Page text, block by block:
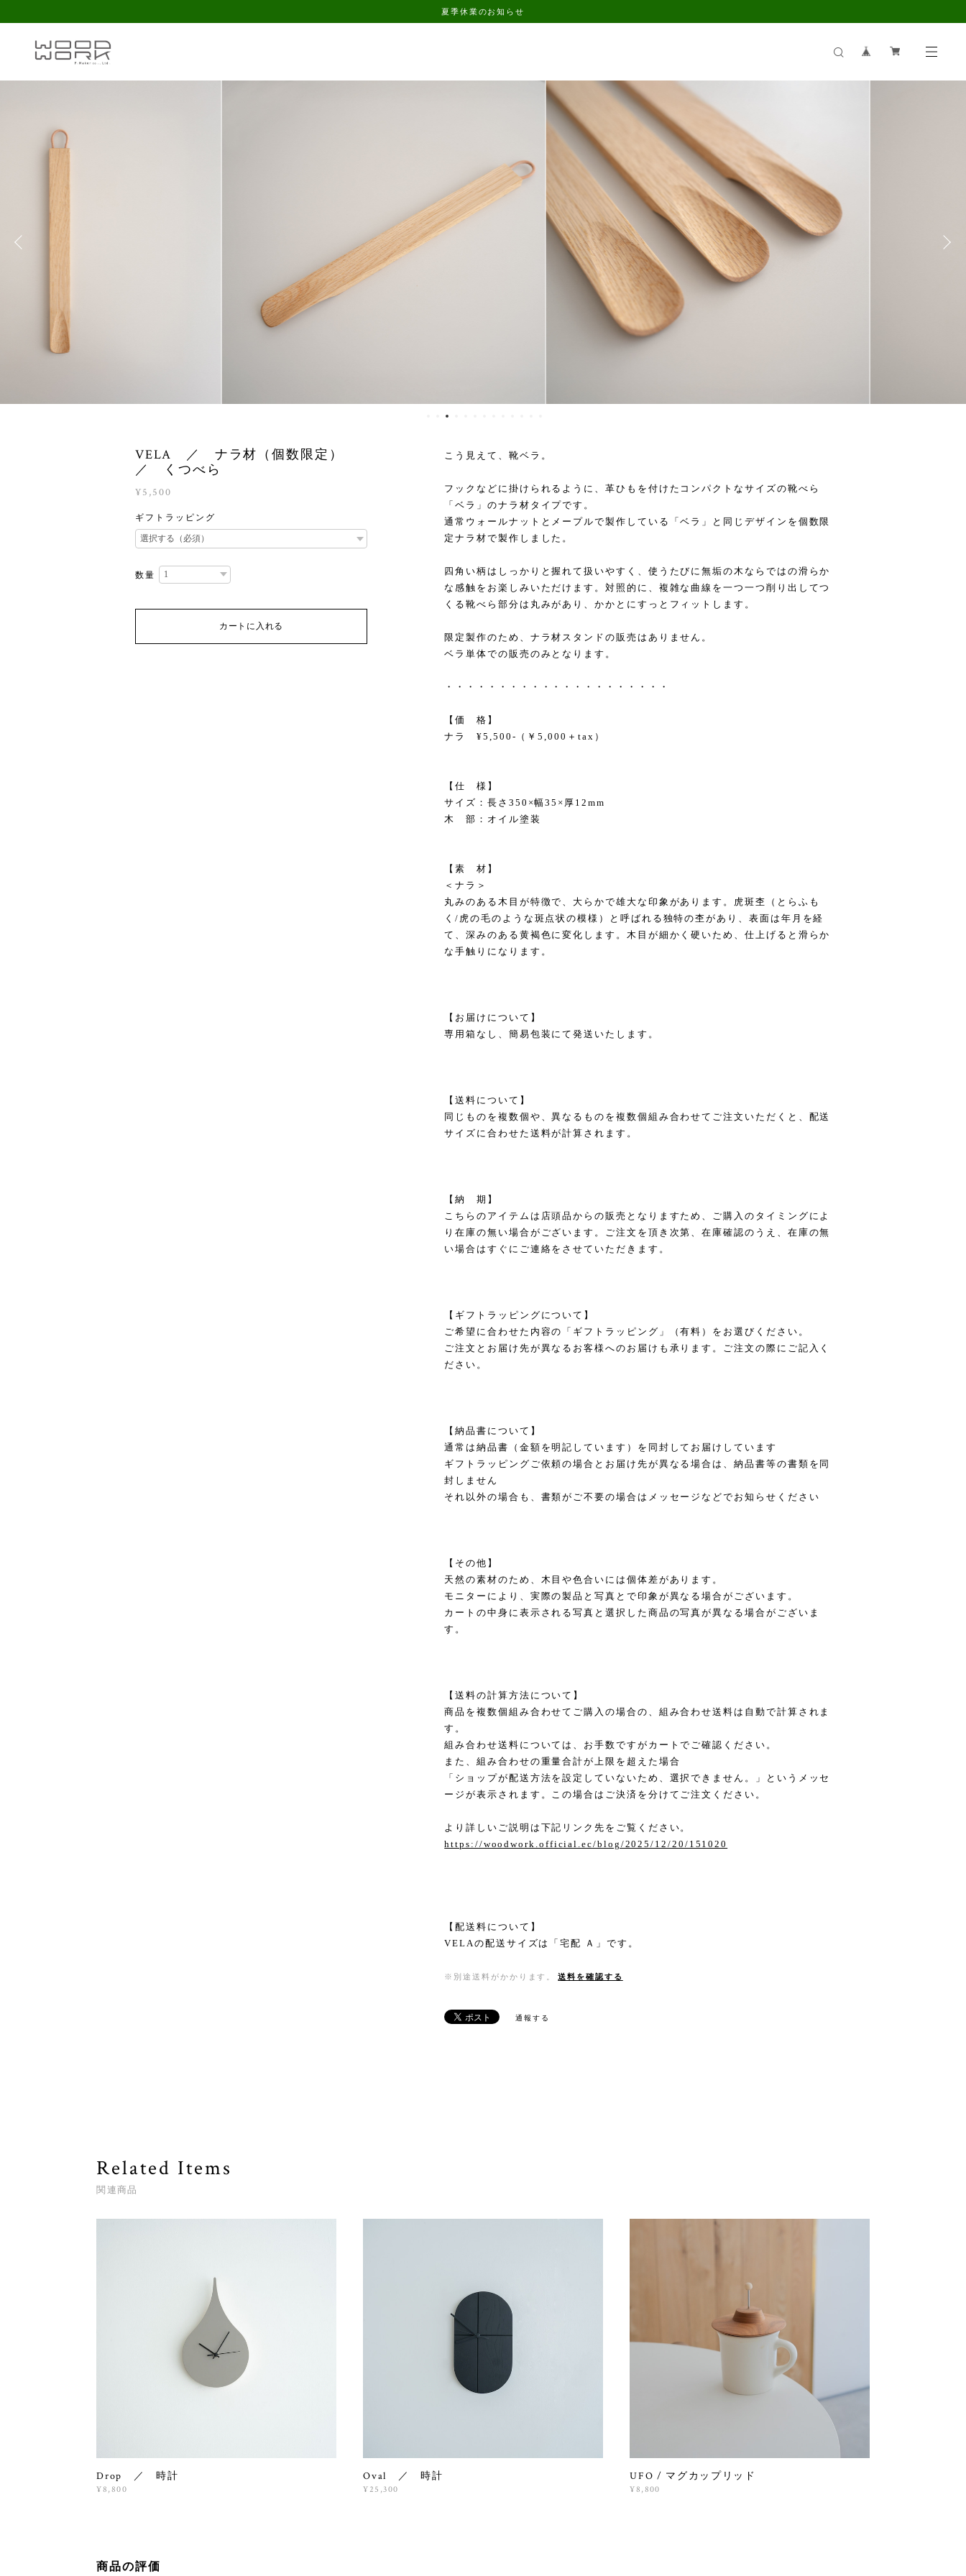
夏季休業のお知らせ
VELA ／ ナラ材（個数限定）
／ くつべら
¥5,500
ギフトラッピング
数量
カートに入れる
こう見えて、靴ベラ。
フックなどに掛けられるように、革ひもを付けたコンパクトなサイズの靴べら
「ベラ」のナラ材タイプです。
通常ウォールナットとメープルで製作している「ベラ」と同じデザインを個数限
定ナラ材で製作しました。
四角い柄はしっかりと握れて扱いやすく、使うたびに無垢の木ならではの滑らか
な感触をお楽しみいただけます。対照的に、複雑な曲線を一つ一つ削り出してつ
くる靴べら部分は丸みがあり、かかとにすっとフィットします。
限定製作のため、ナラ材スタンドの販売はありません。
ベラ単体での販売のみとなります。
・・・・・・・・・・・・・・・・・・・・・
【価 格】
ナラ ¥5,500-（￥5,000＋tax）
【仕 様】
サイズ：長さ350×幅35×厚12mm
木 部：オイル塗装
【素 材】
＜ナラ＞
丸みのある木目が特徴で、大らかで雄大な印象があります。虎斑杢（とらふも
く/虎の毛のような斑点状の模様）と呼ばれる独特の杢があり、表面は年月を経
て、深みのある黄褐色に変化します。木目が細かく硬いため、仕上げると滑らか
な手触りになります。
【お届けについて】
専用箱なし、簡易包装にて発送いたします。
【送料について】
同じものを複数個や、異なるものを複数個組み合わせてご注文いただくと、配送
サイズに合わせた送料が計算されます。
【納 期】
こちらのアイテムは店頭品からの販売となりますため、ご購入のタイミングによ
り在庫の無い場合がございます。ご注文を頂き次第、在庫確認のうえ、在庫の無
い場合はすぐにご連絡をさせていただきます。
【ギフトラッピングについて】
ご希望に合わせた内容の「ギフトラッピング」（有料）をお選びください。
ご注文とお届け先が異なるお客様へのお届けも承ります。ご注文の際にご記入く
ださい。
【納品書について】
通常は納品書（金額を明記しています）を同封してお届けしています
ギフトラッピングご依頼の場合とお届け先が異なる場合は、納品書等の書類を同
封しません
それ以外の場合も、書類がご不要の場合はメッセージなどでお知らせください
【その他】
天然の素材のため、木目や色合いには個体差があります。
モニターにより、実際の製品と写真とで印象が異なる場合がございます。
カートの中身に表示される写真と選択した商品の写真が異なる場合がございま
す。
【送料の計算方法について】
商品を複数個組み合わせてご購入の場合の、組み合わせ送料は自動で計算されま
す。
組み合わせ送料については、お手数ですがカートでご確認ください。
また、組み合わせの重量合計が上限を超えた場合
「ショップが配送方法を設定していないため、選択できません。」というメッセ
ージが表示されます。この場合はご決済を分けてご注文ください。
より詳しいご説明は下記リンク先をご覧ください。
https://woodwork.official.ec/blog/2025/12/20/151020
【配送料について】
VELAの配送サイズは「宅配 Ａ」です。
※別途送料がかかります。 送料を確認する
通報する
Related Items
関連商品
Drop ／ 時計
¥8,800
Oval ／ 時計
¥25,300
UFO / マグカップリッド
¥8,800
商品の評価